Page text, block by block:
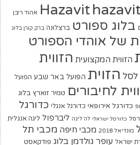
Hazavit אהוד ריבן
בלוג ספורט ברצלונה ברק קורן בלוג
של אוהדי הספורט
הזווית המקצועית הזווית
לסל הזוית הפועל באר שבע הפועל
לחיבורים טמיר זוארץ בלוג
כדורגל אירופאי כדורגל אנגלי כדורגל
כדורסל ישראלי לה ליגה ליברפול ליגה אנגלית
מונדיאל 2018 מכבי חיפה מכבי תל
ישראל עופר גולדמן בלוג פודקאסט